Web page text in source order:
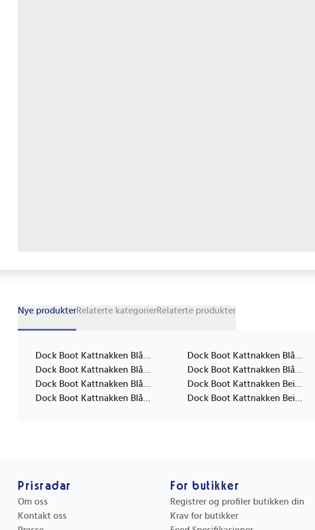
Nye produkterRelaterte kategorierRelaterte produkter
Prisradar
Om oss
Kontakt oss
For butikker
Registrer og profiler butikken din
Krav for butikker